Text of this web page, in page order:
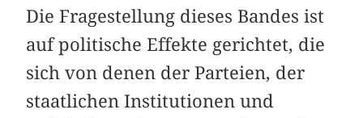
Die Fragestellung dieses Bandes ist
auf politische Effekte gerichtet, die
sich von denen der Parteien, der
staatlichen Institutionen und